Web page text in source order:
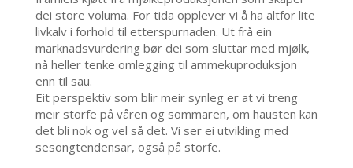
dei store voluma. For tida opplever vi å ha altfor lite
livkalv i forhold til etterspurnaden. Ut frå ein
marknadsvurdering bør dei som sluttar med mjølk,
nå heller tenke omlegging til ammekuproduksjon
enn til sau.
Eit perspektiv som blir meir synleg er at vi treng
meir storfe på våren og sommaren, om hausten kan
det bli nok og vel så det. Vi ser ei utvikling med
sesongtendensar, også på storfe.